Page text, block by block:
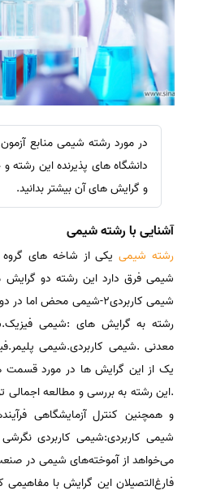
در مورد رشته شیمی منابع
دانشگاه های پذیرنده این رشته
و گرایش های آن بیشتر بدانید.
آشنایی با رشته شیمی
رشته شیمییکی از شاخه های
شیمی کاربردی2-شیمی محض
رشته به گرایش های :شیمی
معدنی .شیمی کاربردی.شیمی
یک از این گرایش ها در مورد
.این رشته به بررسی‌ و مطالعه‌ اجمالی‌
و همچنین‌ کنترل‌ آزمایشگاهی‌
شیمی کاربردی:شیمی کاربردی
می‌خواهد از آموخته‌های شیمی در
فارغ‌التصیلان این گرایش با